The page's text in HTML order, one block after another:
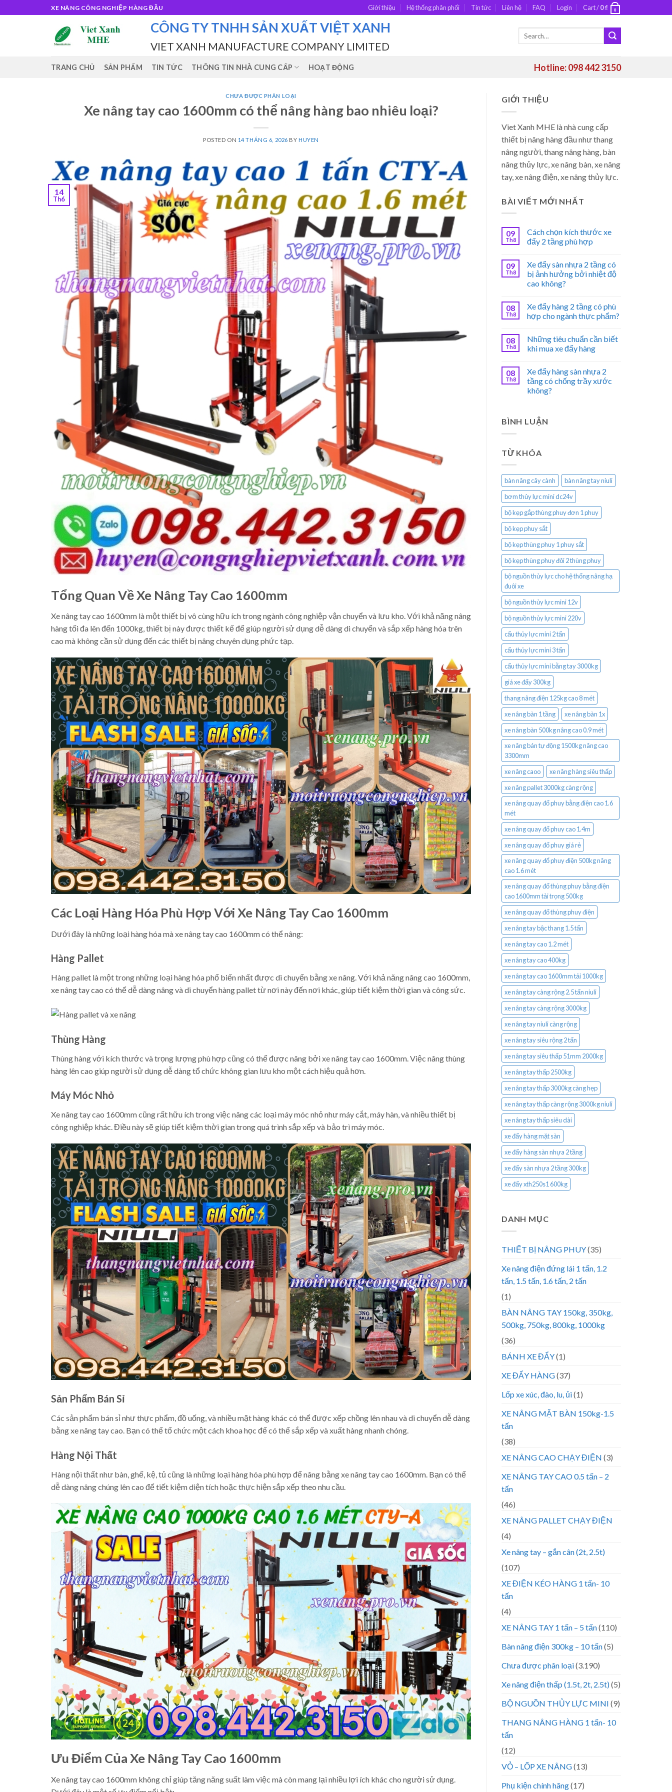
to
XE NÂNG CÔNG NGHIỆP HÀNG ĐẦU Giới thiệu Hệ thống phân phối Tin tức Liên hệ FAQ Login Cart /0₫ 0
CÔNG TY TNHH SẢN XUẤT VIỆT XANH
VIET XANH MANUFACTURE COMPANY LIMITED
TRANG CHỦ SẢN PHẨM TIN TỨC THÔNG TIN NHÀ CUNG CẤP HOẠT ĐỘNG Hotline: 098 442 3150
CHƯA ĐƯỢC PHÂN LOẠI
Xe nâng tay cao 1600mm có thể nâng hàng bao nhiêu loại?
POSTED ON 14 THÁNG 6, 2026 BY HUYEN
14
Th6
Tổng Quan Về Xe Nâng Tay Cao 1600mm
Xe nâng tay cao 1600mm là một thiết bị vô cùng hữu ích trong ngành công nghiệp vận chuyển và lưu kho. Với khả năng nâng
hàng tối đa lên đến 1000kg, thiết bị này được thiết kế để giúp người sử dụng dễ dàng di chuyển và sắp xếp hàng hóa trên
cao mà không cần sử dụng đến các thiết bị nâng chuyên dụng phức tạp.
Các Loại Hàng Hóa Phù Hợp Với Xe Nâng Tay Cao 1600mm
Dưới đây là những loại hàng hóa mà xe nâng tay cao 1600mm có thể nâng:
Hàng Pallet
Hàng pallet là một trong những loại hàng hóa phổ biến nhất được di chuyển bằng xe nâng. Với khả năng nâng cao 1600mm,
xe nâng tay cao có thể dễ dàng nâng và di chuyển hàng pallet từ nơi này đến nơi khác, giúp tiết kiệm thời gian và công sức.
Thùng Hàng
Thùng hàng với kích thước và trọng lượng phù hợp cũng có thể được nâng bởi xe nâng tay cao 1600mm. Việc nâng thùng
hàng lên cao giúp người sử dụng dễ dàng tổ chức không gian lưu kho một cách hiệu quả hơn.
Máy Móc Nhỏ
Xe nâng tay cao 1600mm cũng rất hữu ích trong việc nâng các loại máy móc nhỏ như máy cắt, máy hàn, và nhiều thiết bị
công nghiệp khác. Điều này sẽ giúp tiết kiệm thời gian trong quá trình sắp xếp và bảo trì máy móc.
Sản Phẩm Bán Sỉ
Các sản phẩm bán sỉ như thực phẩm, đồ uống, và nhiều mặt hàng khác có thể được xếp chồng lên nhau và di chuyển dễ dàng
bằng xe nâng tay cao. Bạn có thể tổ chức một cách khoa học để có thể sắp xếp và xuất hàng nhanh chóng.
Hàng Nội Thất
Hàng nội thất như bàn, ghế, kệ, tủ cũng là những loại hàng hóa phù hợp để nâng bằng xe nâng tay cao 1600mm. Bạn có thể
dễ dàng nâng chúng lên cao để tiết kiệm diện tích hoặc thực hiện sắp xếp theo nhu cầu.
Ưu Điểm Của Xe Nâng Tay Cao 1600mm
Xe nâng tay cao 1600mm không chỉ giúp tăng năng suất làm việc mà còn mang lại nhiều lợi ích khác cho người sử dụng.
GIỚI THIỆU
Viet Xanh MHE là nhà cung cấp
thiết bị nâng hàng đầu như thang
nâng người, thang nâng hàng, bàn
nâng thủy lực, xe nâng bàn, xe nâng
tay, xe nâng điện, xe nâng thủy lực.
BÀI VIẾT MỚI NHẤT
09
Th8
Cách chọn kích thước xe
đẩy 2 tầng phù hợp
09
Th8
Xe đẩy sàn nhựa 2 tầng có
bị ảnh hưởng bởi nhiệt độ
cao không?
08
Th8
Xe đẩy hàng 2 tầng có phù
hợp cho ngành thực phẩm?
08
Th8
Những tiêu chuẩn cần biết
khi mua xe đẩy hàng
08
Th8
Xe đẩy hàng sàn nhựa 2
tầng có chống trầy xước
không?
BÌNH LUẬN
TỪ KHÓA
bàn nâng cây cành
bàn nâng tay niuli
bơm thủy lực mini dc24v
bộ kẹp gắp thùng phuy đơn 1 phuy
bộ kẹp phuy sắt
bộ kẹp thùng phuy 1 phuy sắt
bộ kẹp thùng phuy đôi 2 thùng phuy
bộ nguồn thủy lực cho hệ thống nâng hạ
đuôi xe
bộ nguồn thủy lực mini 12v
bộ nguồn thủy lực mini 220v
cẩu thủy lực mini 2 tấn
cẩu thủy lực mini 3 tấn
cẩu thủy lực mini bằng tay 3000kg
giá xe đẩy 300kg
thang nâng điện 125kg cao 8 mét
xe nâng bàn 1 tầng
xe nâng bàn 1x
xe nâng bàn 500kg nâng cao 0.9 mét
xe nâng bán tự động 1500kg nâng cao
3300mm
xe nâng caoo
xe nâng hàng siêu thấp
xe nâng pallet 3000kg càng rộng
xe nâng quay đổ phuy bằng điện cao 1.6
mét
xe nâng quay đổ phuy cao 1.4m
xe nâng quay đổ phuy giá rẻ
xe nâng quay đổ phuy điện 500kg nâng
cao 1.6 mét
xe nâng quay đổ thùng phuy bằng điện
cao 1600mm tải trọng 500kg
xe nâng quay đổ thùng phuy điện
xe nâng tay bậc thang 1.5 tấn
xe nâng tay cao 1.2 mét
xe nâng tay cao 400kg
xe nâng tay cao 1600mm tải 1000kg
xe nâng tay càng rộng 2.5 tấn niuli
xe nâng tay càng rộng 3000kg
xe nâng tay niuli càng rộng
xe nâng tay siêu rộng 2 tấn
xe nâng tay siêu thấp 51mm 2000kg
xe nâng tay thấp 2500kg
xe nâng tay thấp 3000kg càng hẹp
xe nâng tay thấp càng rộng 3000kg niuli
xe nâng tay thấp siêu dài
xe đẩy hàng mặt sàn
xe đẩy hàng sàn nhựa 2 tầng
xe đẩy sàn nhựa 2 tầng 300kg
xe đẩy xth250s1 600kg
DANH MỤC
THIẾT BỊ NÂNG PHUY(35)
Xe nâng điện đứng lái 1 tấn, 1.2
tấn, 1.5 tấn, 1.6 tấn, 2 tấn
(1)
BÀN NÂNG TAY 150kg, 350kg,
500kg, 750kg, 800kg, 1000kg
(36)
BÁNH XE ĐẨY(1)
XE ĐẨY HÀNG(37)
Lốp xe xúc, đào, lu, ủi(1)
XE NÂNG MẶT BÀN 150kg-1.5
tấn
(38)
XE NÂNG CAO CHẠY ĐIỆN (3)
XE NÂNG TAY CAO 0.5 tấn – 2
tấn
(46)
XE NÂNG PALLET CHẠY ĐIỆN
(4)
Xe nâng tay – gắn cân (2t, 2.5t)
(107)
XE ĐIỆN KÉO HÀNG 1 tấn- 10
tấn
(4)
XE NÂNG TAY 1 tấn – 5 tấn(110)
Bàn nâng điện 300kg – 10 tấn(5)
Chưa được phân loại(3.190)
Xe nâng điện thấp (1.5t, 2t, 2.5t)(5)
BỘ NGUỒN THỦY LỰC MINI (9)
THANG NÂNG HÀNG 1 tấn- 10
tấn
(12)
VỎ – LỐP XE NÂNG(13)
Phụ kiện chính hãng(17)